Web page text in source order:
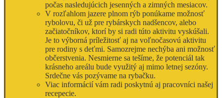
počas nasledujúcich jesenných a zimných mesiacov.
V rozľahlom jazere plnom rýb ponúkame možnosť
rybolovu, či už pre rybárskych nadšencov, alebo
začiatočníkov, ktorí by si radi túto aktivitu vyskúšali.
Je to výborná príležitosť aj na voľnočasovú aktivitu
pre rodiny s deťmi. Samozrejme nechýba ani možnosť
občerstvenia. Nesmierne sa tešíme, že potenciál tak
krásneho areálu bude využitý aj mimo letnej sezóny.
Srdečne vás pozývame na rybačku.
Viac informácií vám radi poskytnú aj pracovníci našej
recepecie.